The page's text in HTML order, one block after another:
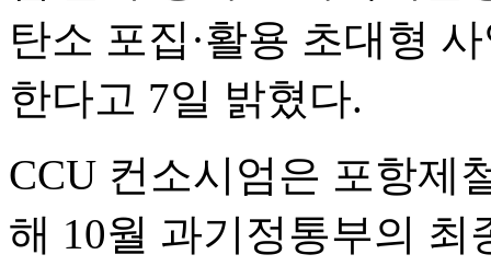
탄소 포집·활용 초대형
한다고 7일 밝혔다.
CCU 컨소시엄은 포항제
해 10월 과기정통부의